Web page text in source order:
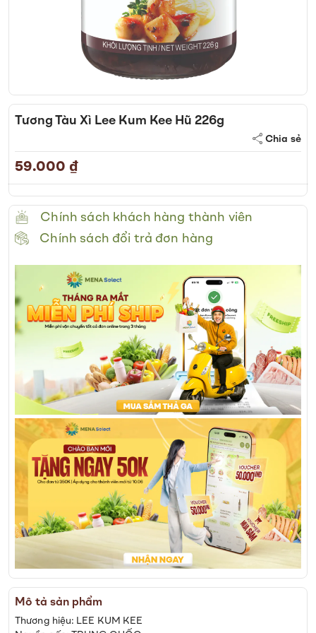
Skip
to
of
the
images
gallery
Tương Tàu Xì Lee Kum Kee Hũ 226g
Chia sẻ
59.000 ₫
Chính sách khách hàng thành viên
Chính sách đổi trả đơn hàng
Mô tả sản phẩm
Thương hiệu: LEE KUM KEE